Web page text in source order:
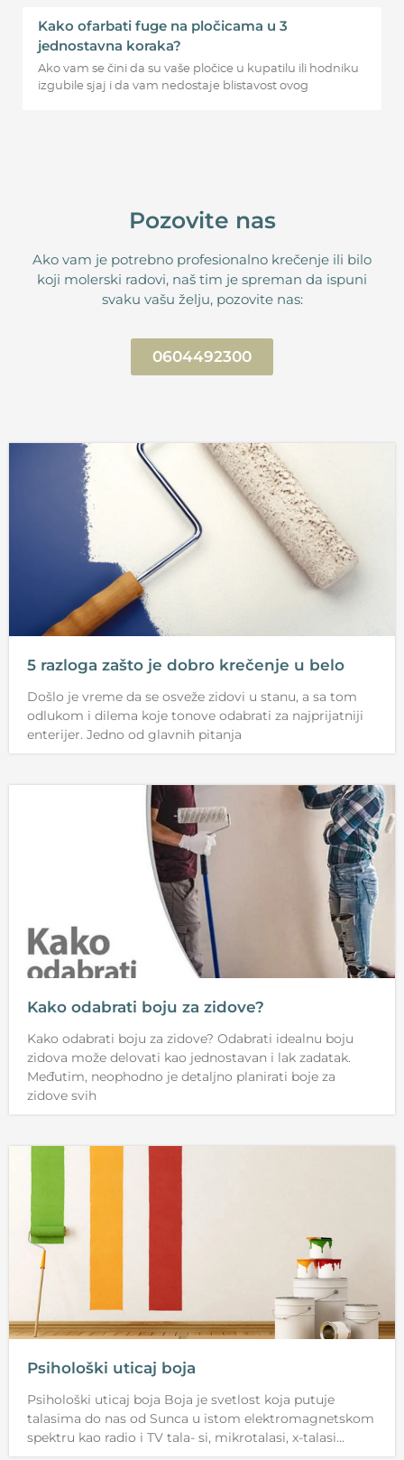
Kako ofarbati fuge na pločicama u 3
jednostavna koraka?
Ako vam se čini da su vaše pločice u kupatilu ili hodniku
izgubile sjaj i da vam nedostaje blistavost ovog
Pozovite nas
Ako vam je potrebno profesionalno krečenje ili bilo
koji molerski radovi, naš tim je spreman da ispuni
svaku vašu želju, pozovite nas:
0604492300
5 razloga zašto je dobro krečenje u belo
Došlo je vreme da se osveže zidovi u stanu, a sa tom
odlukom i dilema koje tonove odabrati za najprijatniji
enterijer. Jedno od glavnih pitanja
Kako odabrati boju za zidove?
Kako odabrati boju za zidove? Odabrati idealnu boju
zidova može delovati kao jednostavan i lak zadatak.
Međutim, neophodno je detaljno planirati boje za
zidove svih
Psihološki uticaj boja
Psihološki uticaj boja Boja je svetlost koja putuje
talasima do nas od Sunca u istom elektromagnetskom
spektru kao radio i TV tala- si, mikrotalasi, x-talasi…